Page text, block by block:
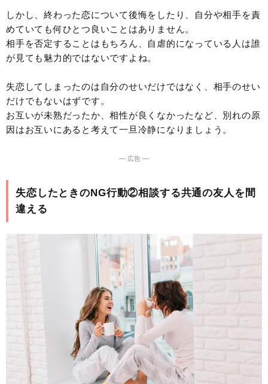
しかし、終わった恋について後悔をしたり、自分や相手を責
めていても何ひとつ良いことはありません。
相手を否定することはもちろん、自虐的になっている人は誰
が見ても魅力的ではないですよね。
失恋してしまったのは自分のせいだけではなく、相手のせい
だけでもないはずです。
お互いが未熟だったか、相性が良くなかったなど、別れの原
因はお互いにあると考えて一旦冷静になりましょう。
― 広告 ―
失恋したときのNG行動②相談する共通の友人を間
違える